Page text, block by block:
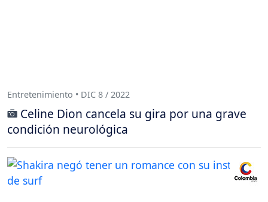
Entretenimiento • DIC 8 / 2022
Celine Dion cancela su gira por una grave
condición neurológica